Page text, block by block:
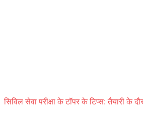
सिविल सेवा परीक्षा के टॉपर के टिप्स: तैयारी के